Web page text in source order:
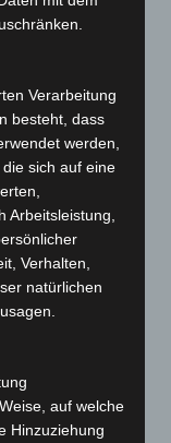
Verarbeitung
besteht, dass
werden,
sich auf eine
Arbeitsleistung,
Verhalten,
natürlichen
auf welche
Hinzuziehung